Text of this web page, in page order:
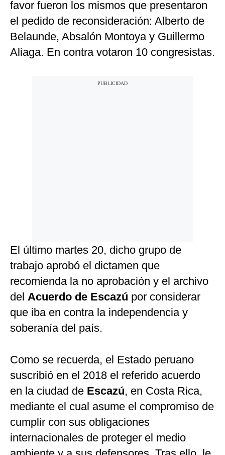
favor fueron los mismos que presentaron
el pedido de reconsideración: Alberto de
Belaunde, Absalón Montoya y Guillermo
Aliaga. En contra votaron 10 congresistas.
El último martes 20, dicho grupo de
trabajo aprobó el dictamen que
recomienda la no aprobación y el archivo
del Acuerdo de Escazú por considerar
que iba en contra la independencia y
soberanía del país.
Como se recuerda, el Estado peruano
suscribió en el 2018 el referido acuerdo
en la ciudad de Escazú, en Costa Rica,
mediante el cual asume el compromiso de
cumplir con sus obligaciones
internacionales de proteger el medio